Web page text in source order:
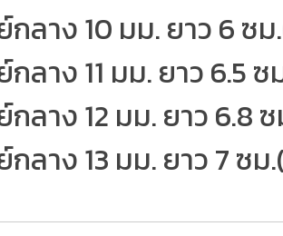
ลาง 10 มม. ยาว 6 ซม
ลาง 11 มม. ยาว 6.5 ซ
ลาง 12 มม. ยาว 6.8
ลาง 13 มม. ยาว 7 ซม